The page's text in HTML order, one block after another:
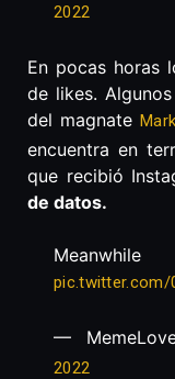
2022
En pocas horas
de likes.
del magnate
encuentra en
que recibió
de datos.
pic.twitter.com/
—
2022